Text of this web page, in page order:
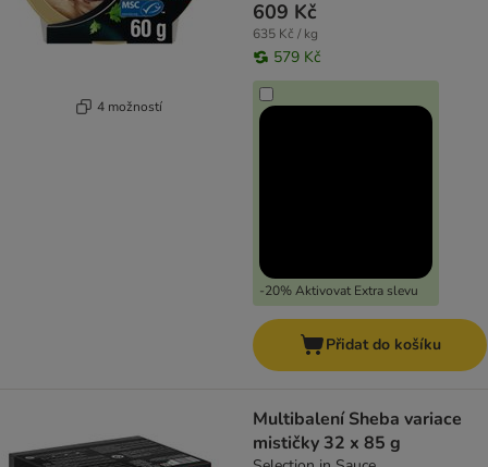
4 možností
609 Kč
635 Kč / kg
579 Kč
-20% Aktivovat Extra slevu
Přidat do košíku
Multibalení Sheba variace
mističky 32 x 85 g